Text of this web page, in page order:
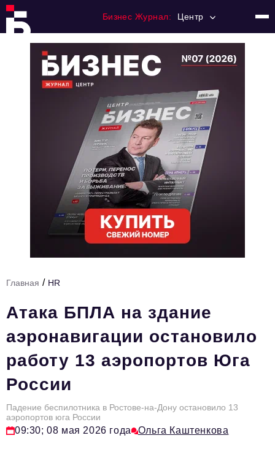
Бизнес Журнал: Центр
Регулирование
Премия "Тульский Бизнес"
История тульского предпринимательства
Тема номера
HR
Персона номера
Инфраструктура развития
Технологии и тренды
Туризм
Главная / HR
Атака БПЛА на здание
аэронавигации остановило
работу 13 аэропортов Юга
России
Падение беспилотника в Ростове-на-Дону остановило 13
аэропортов юга России
09:30; 08 мая 2026 года Ольга Каштенкова